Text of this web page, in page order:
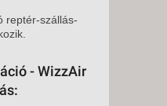
reptér-szállás-
- WizzAir